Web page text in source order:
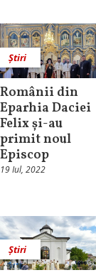
Știri
Românii din
Eparhia Daciei
Felix și-au
primit noul
Episcop
19 Iul, 2022
Știri